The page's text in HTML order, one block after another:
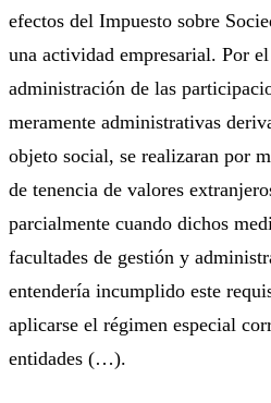
efectos del Impuesto sobre
una actividad empresarial. Por
administración de las
meramente administrativas
objeto social, se realizaran por
de tenencia de valores
parcialmente cuando dichos
facultades de gestión y
entendería incumplido este
aplicarse el régimen especial
entidades (…).